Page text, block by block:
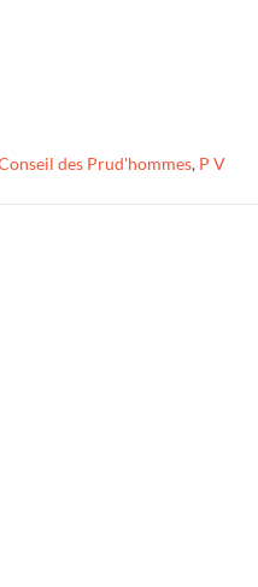
des Prud'hommes, P V